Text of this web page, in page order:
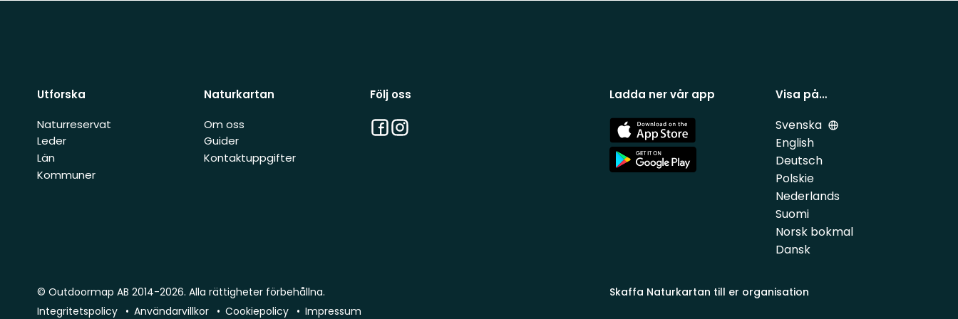
Utforska
Naturreservat
Leder
Län
Kommuner
Naturkartan
Om oss
Guider
Kontaktuppgifter
Följ oss
Facebook
Instagram
Ladda ner vår app
App
Store
App
Store
Visa på…
Svenska
English
Deutsch
Polskie
Nederlands
Suomi
Norsk bokmal
Dansk
Skaffa Naturkartan till er organisation
© Outdoormap AB 2014-2026. Alla rättigheter förbehållna.
Integritetspolicy
Användarvillkor Cookiepolicy Impressum